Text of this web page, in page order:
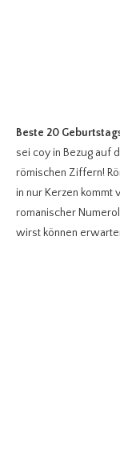
Beste 20
sei coy in Bezug auf
römischen Ziffern!
in nur Kerzen kommt
romanischer
wirst können